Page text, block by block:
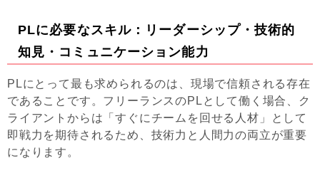
PLに必要なスキル：リーダーシップ・技術的
知見・コミュニケーション能力
PLにとって最も求められるのは、現場で信頼される存在
であることです。フリーランスのPLとして働く場合、ク
ライアントからは「すぐにチームを回せる人材」として
即戦力を期待されるため、技術力と人間力の両立が重要
になります。